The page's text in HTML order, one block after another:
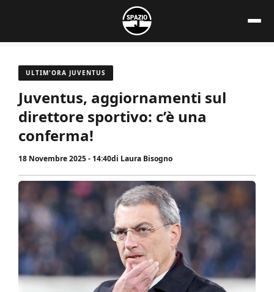
contenuto
ULTIM'ORA JUVENTUS
Juventus, aggiornamenti sul
direttore sportivo: c’è una
conferma!
18 Novembre 2025 - 14:40di Laura Bisogno